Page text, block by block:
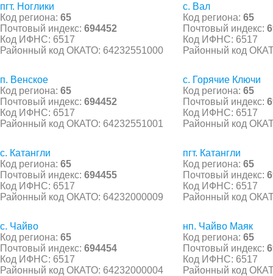
пгт. Ноглики
Код региона: 65
Почтовый индекс: 694452
Код ИФНС: 6517
Районный код ОКАТО: 64232551000
с. Вал
Код региона: 65
Почтовый индекс:
Код ИФНС: 6517
Районный код
п. Венское
Код региона: 65
Почтовый индекс: 694452
Код ИФНС: 6517
Районный код ОКАТО: 64232551001
с. Горячие Ключи
Код региона: 65
Почтовый индекс:
Код ИФНС: 6517
Районный код
с. Катангли
Код региона: 65
Почтовый индекс: 694455
Код ИФНС: 6517
Районный код ОКАТО: 64232000009
пгт. Катангли
Код региона: 65
Почтовый индекс:
Код ИФНС: 6517
Районный код
с. Чайво
Код региона: 65
Почтовый индекс: 694454
Код ИФНС: 6517
Районный код ОКАТО: 64232000004
нп. Чайво Маяк
Код региона: 65
Почтовый индекс:
Код ИФНС: 6517
Районный код